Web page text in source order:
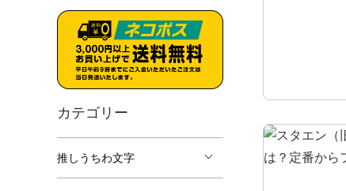
カテゴリー
推しうちわ文字